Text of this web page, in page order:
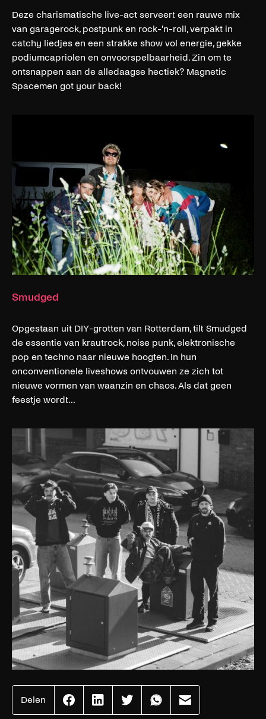
Deze charismatische live-act serveert een rauwe mix
van garagerock, postpunk en rock-'n-roll, verpakt in
catchy liedjes en een strakke show vol energie, gekke
podiumcapriolen en onvoorspelbaarheid. Zin om te
ontsnappen aan de alledaagse hectiek? Magnetic
Spacemen got your back!
Smudged
Opgestaan ​​uit DIY-grotten van Rotterdam, tilt Smudged
de essentie van krautrock, noise punk, elektronische
pop en techno naar nieuwe hoogten. In hun
onconventionele liveshows ontvouwen ze zich tot
nieuwe vormen van waanzin en chaos. Als dat geen
feestje wordt...
Delen
Effenaar
op
Effenaar
op
Effenaar
op
Effenaar
op
Effenaar
op